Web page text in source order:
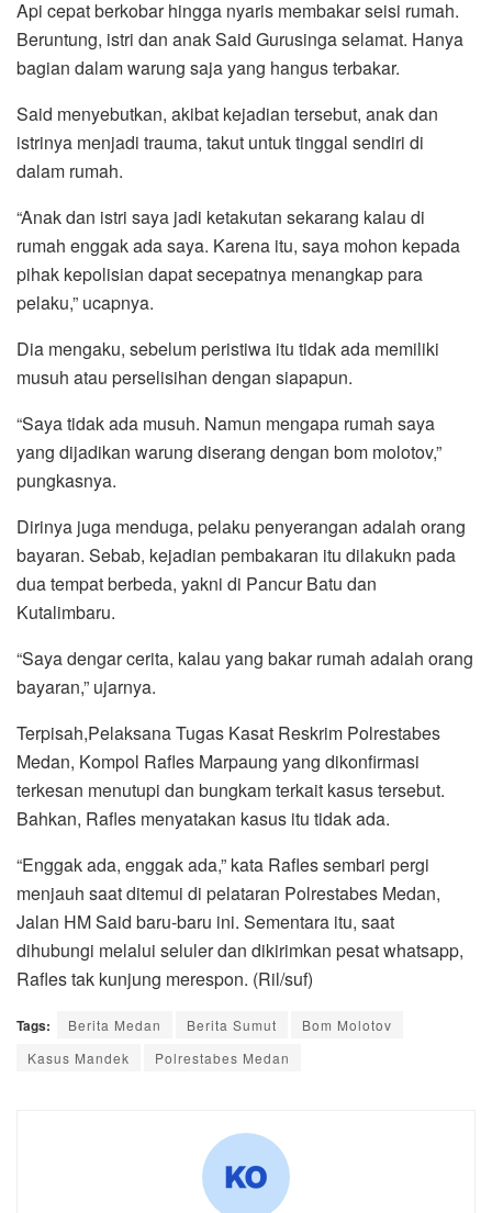
Api cepat berkobar hingga nyaris membakar seisi rumah.
Beruntung, istri dan anak Said Gurusinga selamat. Hanya
bagian dalam warung saja yang hangus terbakar.
Said menyebutkan, akibat kejadian tersebut, anak dan
istrinya menjadi trauma, takut untuk tinggal sendiri di
dalam rumah.
“Anak dan istri saya jadi ketakutan sekarang kalau di
rumah enggak ada saya. Karena itu, saya mohon kepada
pihak kepolisian dapat secepatnya menangkap para
pelaku,” ucapnya.
Dia mengaku, sebelum peristiwa itu tidak ada memiliki
musuh atau perselisihan dengan siapapun.
“Saya tidak ada musuh. Namun mengapa rumah saya
yang dijadikan warung diserang dengan bom molotov,”
pungkasnya.
Dirinya juga menduga, pelaku penyerangan adalah orang
bayaran. Sebab, kejadian pembakaran itu dilakukn pada
dua tempat berbeda, yakni di Pancur Batu dan
Kutalimbaru.
“Saya dengar cerita, kalau yang bakar rumah adalah orang
bayaran,” ujarnya.
Terpisah,Pelaksana Tugas Kasat Reskrim Polrestabes
Medan, Kompol Rafles Marpaung yang dikonfirmasi
terkesan menutupi dan bungkam terkait kasus tersebut.
Bahkan, Rafles menyatakan kasus itu tidak ada.
“Enggak ada, enggak ada,” kata Rafles sembari pergi
menjauh saat ditemui di pelataran Polrestabes Medan,
Jalan HM Said baru-baru ini. Sementara itu, saat
dihubungi melalui seluler dan dikirimkan pesat whatsapp,
Rafles tak kunjung merespon. (Ril/suf)
Tags: Berita Medan Berita Sumut
Bom Molotov
Kasus Mandek
Polrestabes Medan